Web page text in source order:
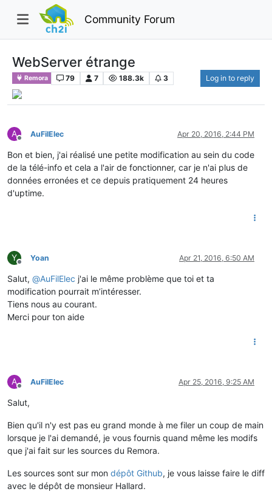
Community Forum
WebServer étrange
Remora 79 7 188.3k 3 Log in to reply
A
Offline
AuFilElec Apr 20, 2016, 2:44 PM
Bon et bien, j'ai réalisé une petite modification au sein du code
de la télé-info et cela a l'air de fonctionner, car je n'ai plus de
données erronées et ce depuis pratiquement 24 heures
d'uptime.
Y
Offline
Yoan Apr 21, 2016, 6:50 AM
Salut, @AuFilElec j'ai le même problème que toi et ta
modification pourrait m’intéresser.
Tiens nous au courant.
Merci pour ton aide
A
Offline
AuFilElec Apr 25, 2016, 9:25 AM
Salut,
Bien qu'il n'y est pas eu grand monde à me filer un coup de main
lorsque je l'ai demandé, je vous fournis quand même les modifs
que j'ai fait sur les sources du Remora.
Les sources sont sur mon dépôt Github, je vous laisse faire le diff
avec le dépôt de monsieur Hallard.